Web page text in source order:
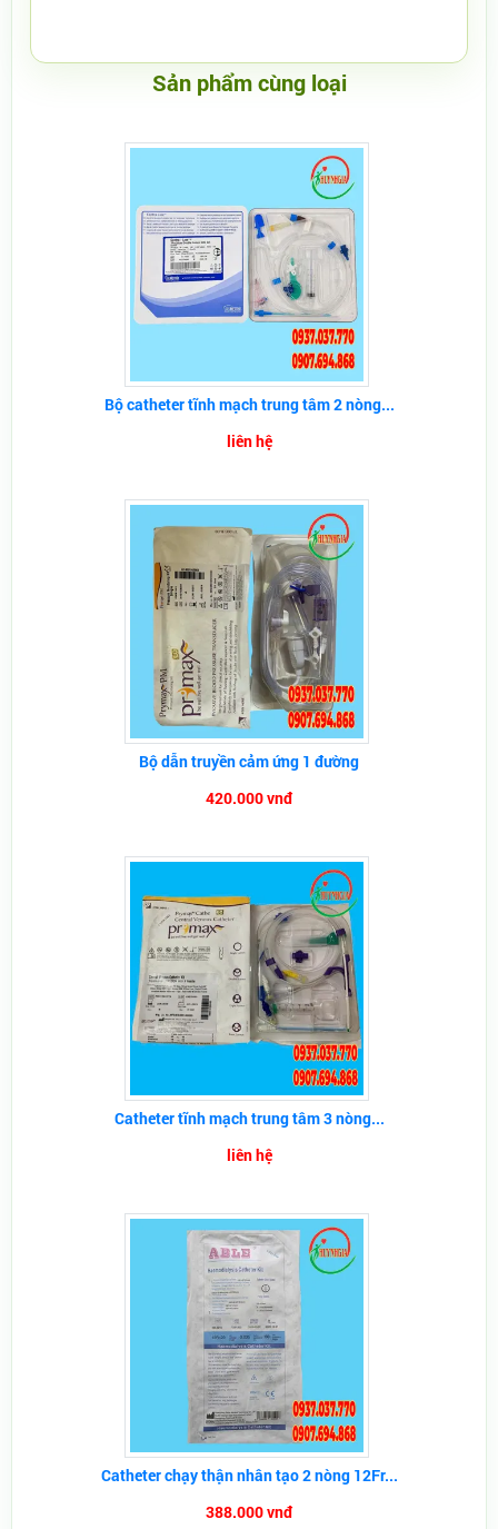
Sản phẩm cùng loại
Bộ catheter tĩnh mạch trung tâm 2 nòng...
liên hệ
Bộ dẫn truyền cảm ứng 1 đường
420.000 vnđ
Catheter tĩnh mạch trung tâm 3 nòng...
liên hệ
Catheter chạy thận nhân tạo 2 nòng 12Fr...
388.000 vnđ